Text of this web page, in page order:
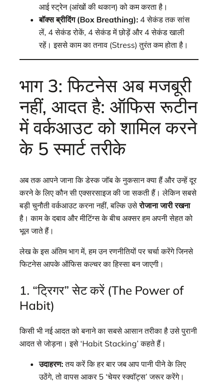
आई स्ट्रेन (आंखों की थकान) को कम करता है।
बॉक्स ब्रीदिंग (Box Breathing): 4 सेकंड तक सांस
लें, 4 सेकंड रोकें, 4 सेकंड में छोड़ें और 4 सेकंड खाली
रहें। इससे काम का तनाव (Stress) तुरंत कम होता है।
भाग 3: फिटनेस अब मजबूरी
नहीं, आदत है: ऑफिस रूटीन
में वर्कआउट को शामिल करने
के 5 स्मार्ट तरीके
अब तक आपने जाना कि डेस्क जॉब के नुकसान क्या हैं और उन्हें दूर
करने के लिए कौन सी एक्सरसाइज की जा सकती हैं। लेकिन सबसे
बड़ी चुनौती वर्कआउट करना नहीं, बल्कि उसेरोजाना जारी रखना
है। काम के दबाव और मीटिंग्स के बीच अक्सर हम अपनी सेहत को
भूल जाते हैं।
लेख के इस अंतिम भाग में, हम उन रणनीतियों पर चर्चा करेंगे जिनसे
फिटनेस आपके ऑफिस कल्चर का हिस्सा बन जाएगी।
1. “ट्रिगर” सेट करें (The Power of
Habit)
किसी भी नई आदत को बनाने का सबसे आसान तरीका है उसे पुरानी
आदत से जोड़ना। इसे ‘Habit Stacking’ कहते हैं।
उदाहरण:तय करें कि हर बार जब आप पानी पीने के लिए
उठेंगे, तो वापस आकर 5 ‘चेयर स्क्वॉट्स’ जरूर करेंगे।